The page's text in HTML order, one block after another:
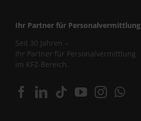
Ihr Partner für Personalvermittlung
Seit 30 Jahren –
Ihr Partner für Personalvermittlung
im KFZ-Bereich.